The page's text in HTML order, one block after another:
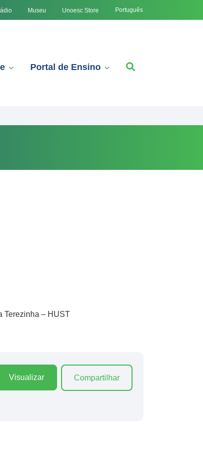
Museu Unoesc Store Português
Portal de Ensino
Terezinha – HUST
Visualizar Compartilhar